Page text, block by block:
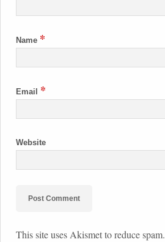
Name *
Email *
Website
This site uses Akismet to reduce spam.